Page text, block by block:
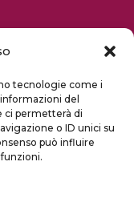
tecnologie come i
del
ci permetterà di
o ID unici su
può influire